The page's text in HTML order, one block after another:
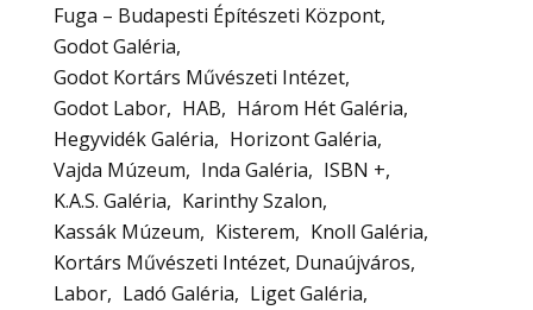
Fuga – Budapesti Építészeti Központ
Godot Galéria
Godot Kortárs Művészeti Intézet
Godot Labor
HAB
Három Hét Galéria
Hegyvidék Galéria
Horizont Galéria
Vajda Múzeum
Inda Galéria
ISBN +
K.A.S. Galéria
Karinthy Szalon
Kassák Múzeum
Kisterem
Knoll Galéria
Kortárs Művészeti Intézet, Dunaújváros
Labor
Ladó Galéria
Liget Galéria